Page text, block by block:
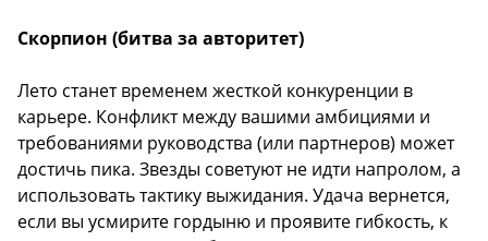
Скорпион (битва за авторитет)
Лето станет временем жесткой конкуренции в
карьере. Конфликт между вашими амбициями и
требованиями руководства (или партнеров) может
достичь пика. Звезды советуют не идти напролом, а
использовать тактику выжидания. Удача вернется,
если вы усмирите гордыню и проявите гибкость, к